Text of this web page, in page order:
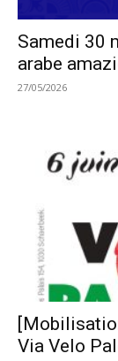
Samedi 30
arabe
27/05/2026
Via Velo